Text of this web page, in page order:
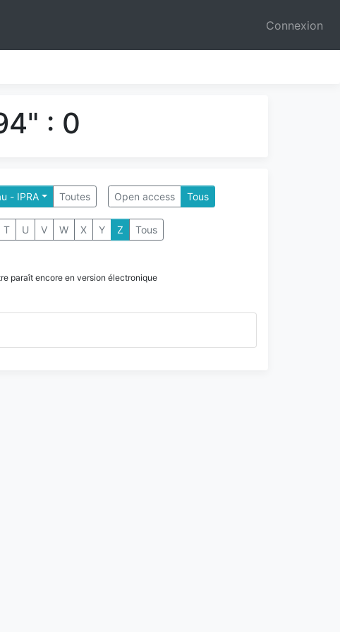
Connexion
: 0
- IPRA Toutes Open access Tous
T U V W X Y Z Tous
paraît encore en version électronique